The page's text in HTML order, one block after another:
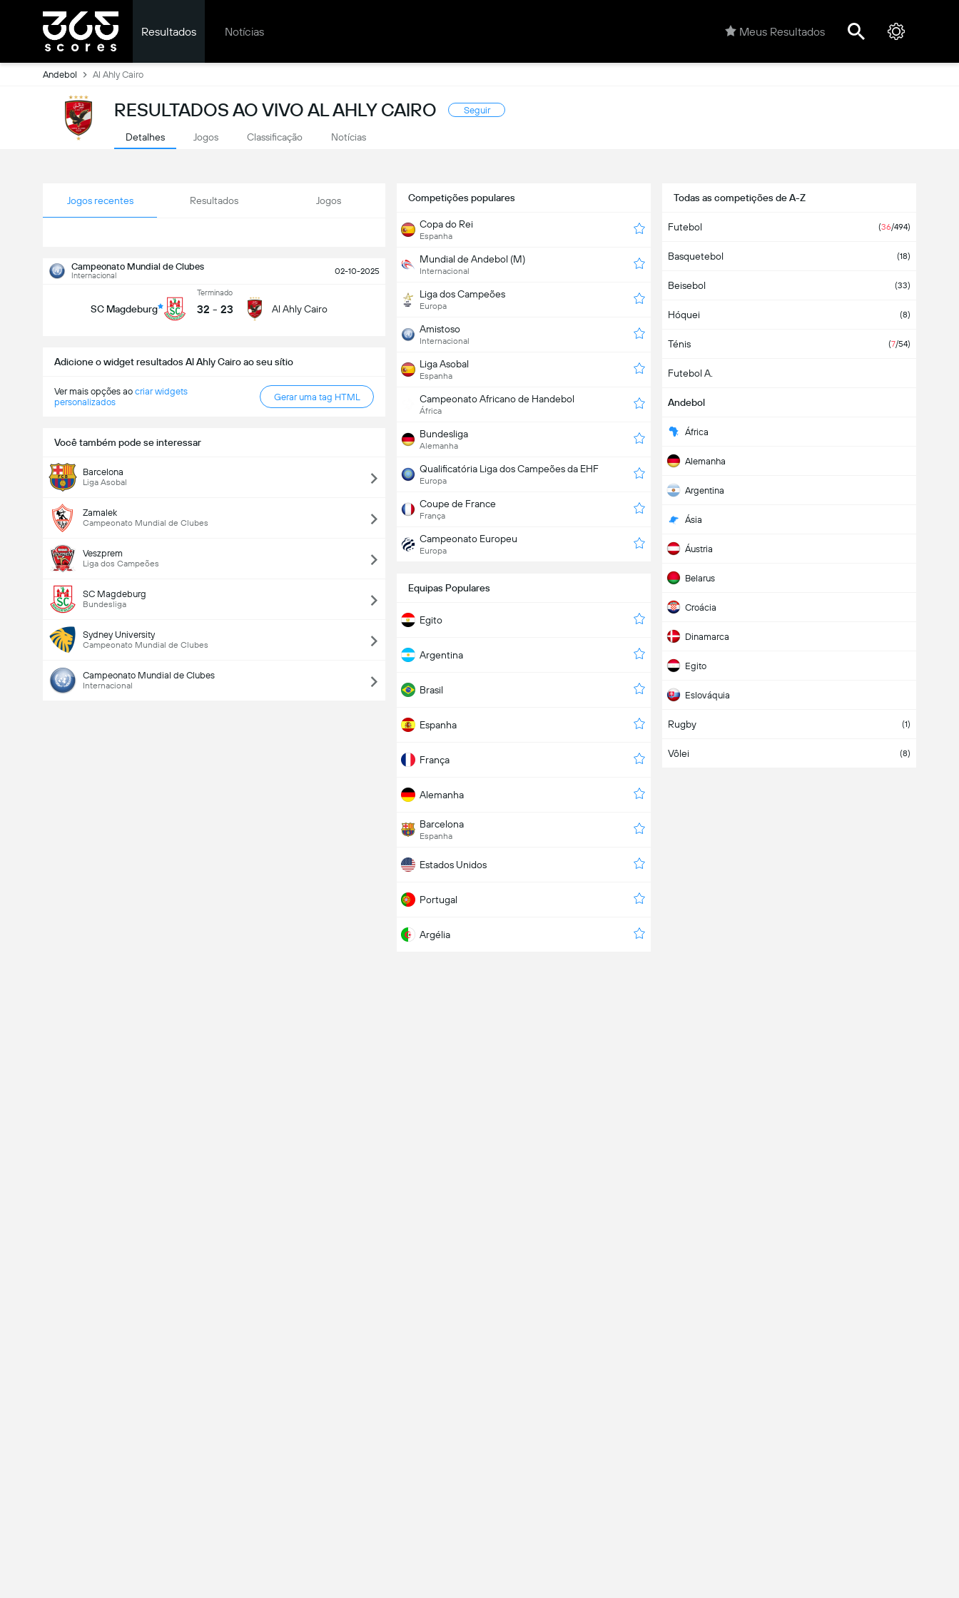
Resultados Notícias Meus Resultados
Andebol Al Ahly Cairo
RESULTADOS AO VIVO AL AHLY CAIRO Seguir
Detalhes Jogos Classificação Notícias
Jogos recentes Resultados Jogos
Campeonato Mundial de Clubes
Internacional 02-10-2025
SC Magdeburg
Terminado
32 - 23 Al Ahly Cairo
Adicione o widget resultados Al Ahly Cairo ao seu sítio
Ver mais opções ao criar widgets
personalizados
Gerar uma tag HTML
Você também pode se interessar
Barcelona
Liga Asobal
Zamalek
Campeonato Mundial de Clubes
Veszprem
Liga dos Campeões
SC Magdeburg
Bundesliga
Sydney University
Campeonato Mundial de Clubes
Campeonato Mundial de Clubes
Internacional
Competições populares
Copa do Rei
Espanha
Mundial de Andebol (M)
Internacional
Liga dos Campeões
Europa
Amistoso
Internacional
Liga Asobal
Espanha
Campeonato Africano de Handebol
África
Bundesliga
Alemanha
Qualificatória Liga dos Campeões da EHF
Europa
Coupe de France
França
Campeonato Europeu
Europa
Todas as competições de A-Z
Futebol (36/494)
Basquetebol (18)
Beisebol (33)
Hóquei (8)
Ténis (7/54)
Futebol A.
Andebol
África
Alemanha
Argentina
Ásia
Áustria
Belarus
Croácia
Dinamarca
Egito
Eslováquia
Eslovênia
Espanha
Rugby (1)
Vôlei (8)
Equipas Populares
Egito
Argentina
Brasil
Espanha
França
Alemanha
Barcelona
Espanha
Estados Unidos
Portugal
Argélia